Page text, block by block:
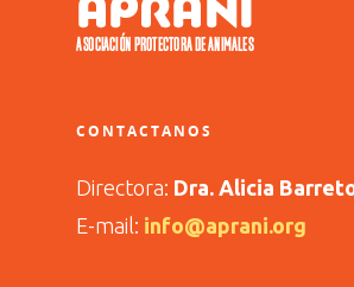
CONTACTANOS
Directora: Dra. Alicia
E-mail: info@aprani.org